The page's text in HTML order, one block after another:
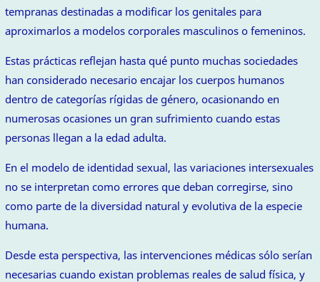
tempranas destinadas a modificar los genitales para
aproximarlos a modelos corporales masculinos o femeninos.
Estas prácticas reflejan hasta qué punto muchas sociedades
han considerado necesario encajar los cuerpos humanos
dentro de categorías rígidas de género, ocasionando en
numerosas ocasiones un gran sufrimiento cuando estas
personas llegan a la edad adulta.
En el modelo de identidad sexual, las variaciones intersexuales
no se interpretan como errores que deban corregirse, sino
como parte de la diversidad natural y evolutiva de la especie
humana.
Desde esta perspectiva, las intervenciones médicas sólo serían
necesarias cuando existan problemas reales de salud física, y